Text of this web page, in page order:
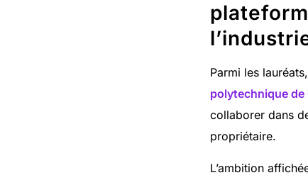
Parmi les
polytechnique de
collaborer dans
propriétaire.
L’ambition